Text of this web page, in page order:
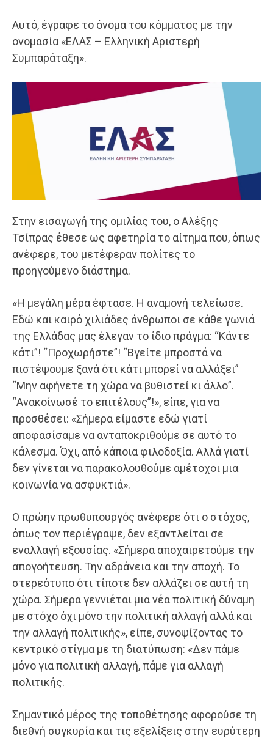
Αυτό, έγραφε το όνομα του κόμματος με την
ονομασία «ΕΛΑΣ – Ελληνική Αριστερή
Συμπαράταξη».
Στην εισαγωγή της ομιλίας του, ο Αλέξης
Τσίπρας έθεσε ως αφετηρία το αίτημα που, όπως
ανέφερε, του μετέφεραν πολίτες το
προηγούμενο διάστημα.
«Η μεγάλη μέρα έφτασε. Η αναμονή τελείωσε.
Εδώ και καιρό χιλιάδες άνθρωποι σε κάθε γωνιά
της Ελλάδας μας έλεγαν το ίδιο πράγμα: “Κάντε
κάτι”! “Προχωρήστε”! “Βγείτε μπροστά να
πιστέψουμε ξανά ότι κάτι μπορεί να αλλάξει”
“Μην αφήνετε τη χώρα να βυθιστεί κι άλλο”.
“Ανακοίνωσέ το επιτέλους”!», είπε, για να
προσθέσει: «Σήμερα είμαστε εδώ γιατί
αποφασίσαμε να ανταποκριθούμε σε αυτό το
κάλεσμα. Όχι, από κάποια φιλοδοξία. Αλλά γιατί
δεν γίνεται να παρακολουθούμε αμέτοχοι μια
κοινωνία να ασφυκτιά».
Ο πρώην πρωθυπουργός ανέφερε ότι ο στόχος,
όπως τον περιέγραψε, δεν εξαντλείται σε
εναλλαγή εξουσίας. «Σήμερα αποχαιρετούμε την
απογοήτευση. Την αδράνεια και την αποχή. Το
στερεότυπο ότι τίποτε δεν αλλάζει σε αυτή τη
χώρα. Σήμερα γεννιέται μια νέα πολιτική δύναμη
με στόχο όχι μόνο την πολιτική αλλαγή αλλά και
την αλλαγή πολιτικής», είπε, συνοψίζοντας το
κεντρικό στίγμα με τη διατύπωση: «Δεν πάμε
μόνο για πολιτική αλλαγή, πάμε για αλλαγή
πολιτικής.
Σημαντικό μέρος της τοποθέτησης αφορούσε τη
διεθνή συγκυρία και τις εξελίξεις στην ευρύτερη